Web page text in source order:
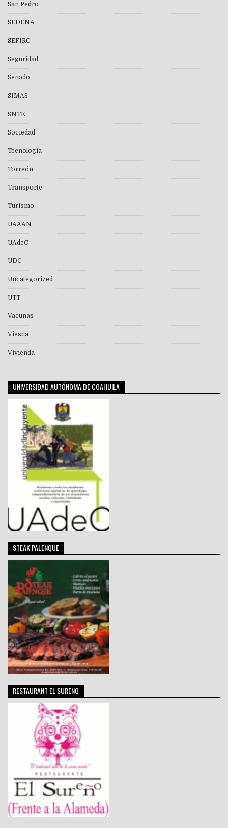
San Pedro
SEDENA
SEFIRC
Seguridad
Senado
SIMAS
SNTE
Sociedad
Tecnología
Torreón
Transporte
Turismo
UAAAN
UAdeC
UDC
Uncategorized
UTT
Vacunas
Viesca
Vivienda
UNIVERSIDAD AUTÓNOMA DE COAHUILA
STEAK PALENQUE
RESTAURANT EL SUREÑO